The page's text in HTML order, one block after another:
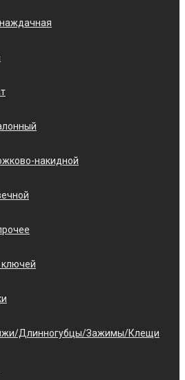
накидной
Длинногубцы/Зажимы/Клещи